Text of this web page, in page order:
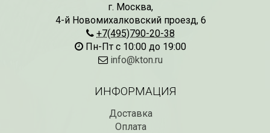
г. Москва,
4-й Новомихалковский проезд, 6
+7(495)790-20-38
Пн-Пт с 10:00 до 19:00
info@kton.ru
ИНФОРМАЦИЯ
Доставка
Оплата